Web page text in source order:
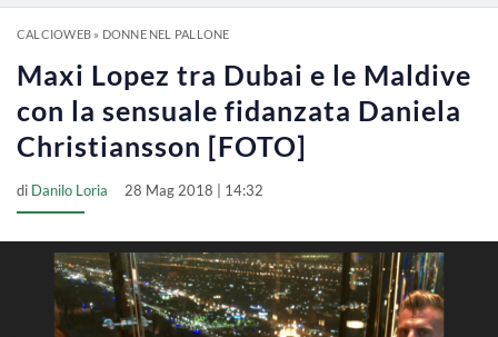
CALCIOWEB» DONNE NEL PALLONE
Maxi Lopez tra Dubai e le Maldive
con la sensuale fidanzata Daniela
Christiansson [FOTO]
di Danilo Loria 28 Mag 2018 | 14:32